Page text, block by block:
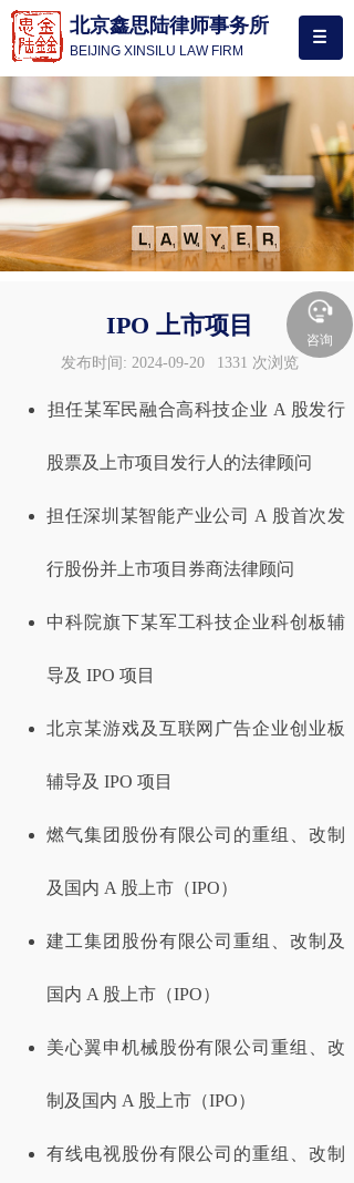
北京鑫思陆律师事务所
BEIJING XINSILU LAW FIRM
IPO 上市项目
发布时间: 2024-09-20 1331 次浏览
担任某军民融合高科技企业 A 股发行
股票及上市项目发行人的法律顾问
担任深圳某智能产业公司 A 股首次发
行股份并上市项目券商法律顾问
中科院旗下某军工科技企业科创板辅
导及 IPO 项目
北京某游戏及互联网广告企业创业板
辅导及 IPO 项目
燃气集团股份有限公司的重组、改制
及国内 A 股上市（IPO）
建工集团股份有限公司重组、改制及
国内 A 股上市（IPO）
美心翼申机械股份有限公司重组、改
制及国内 A 股上市（IPO）
有线电视股份有限公司的重组、改制
咨询